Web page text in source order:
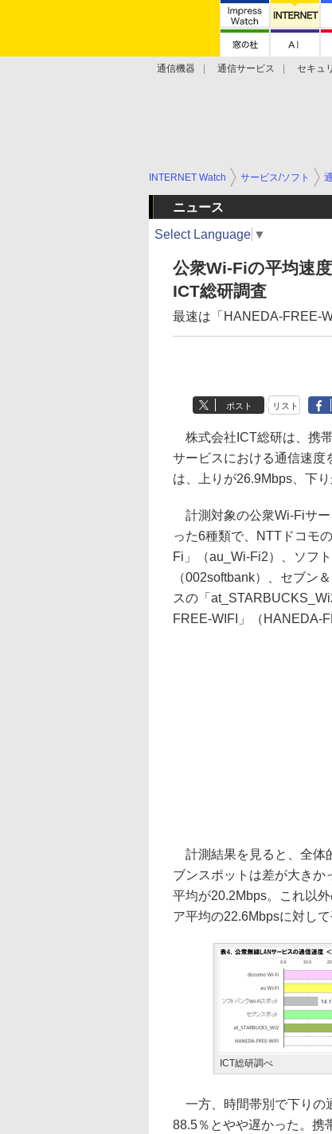
通信機器 通信サービス セキュ
INTERNET Watch サービス/ソフト
ニュース
Select Language ▼
公衆Wi-Fiの平均速
ICT総研調査
最速は「HANEDA-FREE-
ポスト リスト
株式会社ICT総研は、携
サービスにおける通信速度
は、上りが26.9Mbps、下り
計測対象の公衆Wi-Fiサー
った6種類で、NTTドコモ
Fi」（au_Wi-Fi2）、ソフ
（002softbank）、セブン
スの「
FREE-WIFI」（HANEDA-
計測結果を見ると、全体
ブンスポットは差が大きか
平均が20.2Mbps。これ以
ア平均の22.6Mbpsに対し
ICT総研調べ
一方、時間帯別で下りの
88.5％とやや遅かった。携